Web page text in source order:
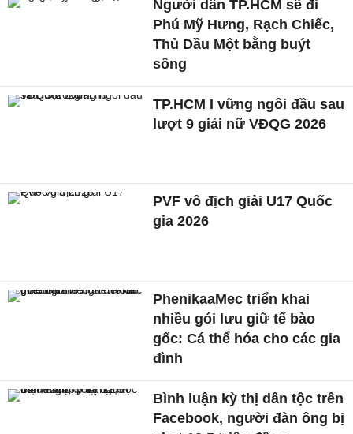
Người dân TP.HCM sẽ đi
Phú Mỹ Hưng, Rạch Chiếc,
Thủ Dầu Một bằng buýt
sông
TP.HCM I vững ngôi đầu sau
lượt 9 giải nữ VĐQG 2026
PVF vô địch giải U17 Quốc
gia 2026
PhenikaaMec triển khai
nhiều gói lưu giữ tế bào
gốc: Cá thể hóa cho các gia
đình
Bình luận kỳ thị dân tộc trên
Facebook, người đàn ông bị